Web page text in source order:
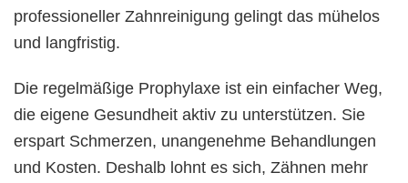
professioneller Zahnreinigung gelingt das mühelos
und langfristig.
Die regelmäßige Prophylaxe ist ein einfacher Weg,
die eigene Gesundheit aktiv zu unterstützen. Sie
erspart Schmerzen, unangenehme Behandlungen
und Kosten. Deshalb lohnt es sich, Zähnen mehr